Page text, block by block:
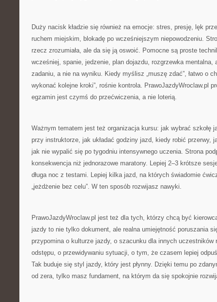
Duży nacisk kładzie się również na emocje: stres, presję, lęk
ruchem miejskim, blokadę po wcześniejszym niepowodzeniu.
rzecz zrozumiała, ale da się ją oswoić. Pomocne są proste
wcześniej, spanie, jedzenie, plan dojazdu, rozgrzewka mentalna,
zadaniu, a nie na wyniku. Kiedy myślisz „muszę zdać”, łatwo o
wykonać kolejne kroki”, rośnie kontrola. PrawoJazdyWroclaw.pl
egzamin jest czymś do przećwiczenia, a nie loterią.
Ważnym tematem jest też organizacja kursu: jak wybrać szkołę
przy instruktorze, jak układać godziny jazd, kiedy robić przerwy,
jak nie wypalić się po tygodniu intensywnego uczenia. Strona
konsekwencja niż jednorazowe maratony. Lepiej 2–3 krótsze
długa noc z testami. Lepiej kilka jazd, na których świadomie
„jeżdżenie bez celu”. W ten sposób rozwijasz nawyki.
PrawoJazdyWroclaw.pl jest też dla tych, którzy chcą być
jazdy to nie tylko dokument, ale realna umiejętność poruszania
przypomina o kulturze jazdy, o szacunku dla innych uczestników
odstępu, o przewidywaniu sytuacji, o tym, że czasem lepiej
Tak buduje się styl jazdy, który jest płynny. Dzięki temu po
od zera, tylko masz fundament, na którym da się spokojnie